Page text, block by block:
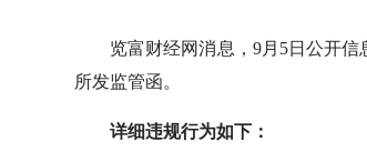
览富财经网消息，9月5日公开
所发监管函。
详细违规行为如下：